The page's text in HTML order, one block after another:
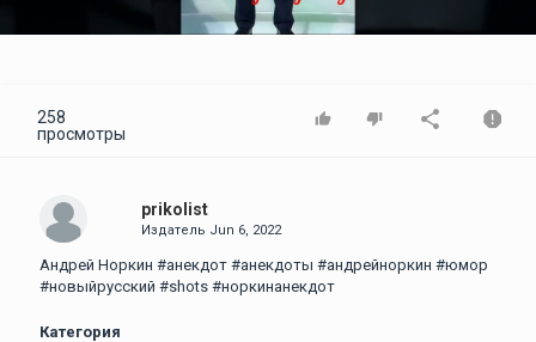
Video
258
просмотры
prikolist
Издатель Jun 6, 2022
Андрей Норкин #анекдот #анекдоты #андрейноркин #юмор
#новыйрусский #shots #норкинанекдот
Категория